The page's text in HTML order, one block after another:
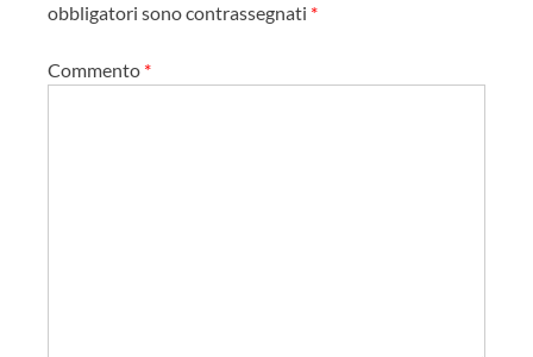
i
o
obbligatori sono contrassegnati *
Commento *